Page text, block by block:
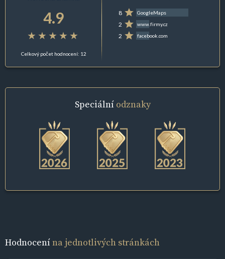
4.9
Celkový počet hodnocení: 12
8 GoogleMaps
2 www.firmy.cz
2 facebook.com
Speciální odznaky
Hodnocenína jednotlivých stránkách